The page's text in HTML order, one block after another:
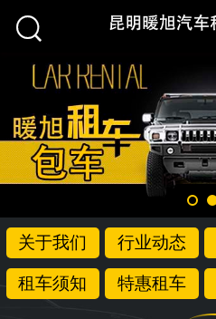

关于我们 行业动态
租车须知 特惠租车